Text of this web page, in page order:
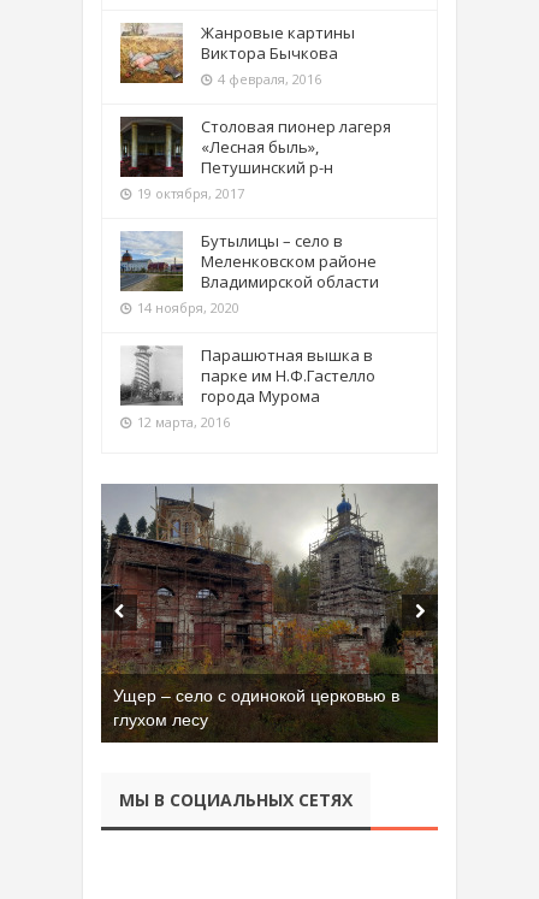
Жанровые картины
Виктора Бычкова
4 февраля, 2016
Столовая пионер лагеря
«Лесная быль»,
Петушинский р-н
19 октября, 2017
Бутылицы – село в
Меленковском районе
Владимирской области
14 ноября, 2020
Парашютная вышка в
парке им Н.Ф.Гастелло
города Мурома
12 марта, 2016
Ущер – село с одинокой церковью в
глухом лесу
МЫ В СОЦИАЛЬНЫХ СЕТЯХ